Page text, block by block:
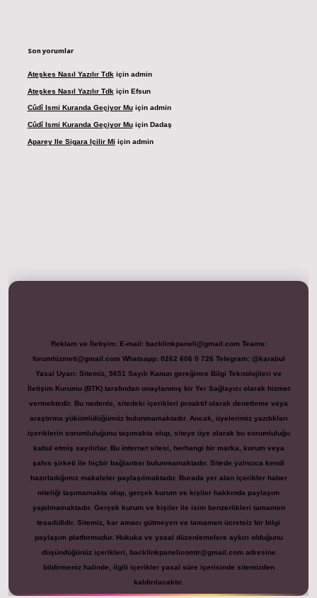
Son yorumlar
Ateşkes Nasıl Yazılır Tdk için admin
Ateşkes Nasıl Yazılır Tdk için Efsun
Cûdî Ismi Kuranda Geçiyor Muiçin admin
Cûdî Ismi Kuranda Geçiyor Muiçin Dadaş
Aparey Ile Sigara Içilir Mi için admin
Reklam ve İletişim: E-mail: backlinkpaneli@gmail.com Teams:
forumhizmeti@gmail.com Whatsapp: 0262 606 0 726 Telegram: @karabul
Yasal Uyarı: Sitemiz, 5651 Sayılı Kanun gereğince Bilgi Teknolojileri ve
İletişim Kurumu (BTK) tarafından onaylanmış bir Yer Sağlayıcı olarak hizmet
vermektedir. Bu nedenle, sitedeki içerikleri proaktif olarak denetleme veya
araştırma yükümlülüğümüz bulunmamaktadır. Ancak, üyelerimiz yazdıkları
içeriklerin sorumluluğunu taşımakta olup, siteye üye olarak bu sorumluluğu
kabul etmiş sayılırlar. Bu internet sitesi, herhangi bir marka, kurum veya
şahıs şirketi ile hiçbir bağlantısı bulunmamaktadır. Sitede yalnızca kendi
hazırladığımız makaleler paylaşılmaktadır. Burada yer alan içerikler haber
niteliği taşımamakta olup, gerçek kurum ve kişiler hakkında paylaşım
yapılmamaktadır. Gerçek kurum ve kişiler ile isim benzerlikleri tamamen
tesadüfidir. Sitemiz, kar amacı gütmeyen ve tamamen ücretsiz bir bilgi
paylaşım platformudur. Hukuka ve yasal düzenlemelere aykırı olduğunu
düşündüğünüz içerikleri,
backlinkpanelicomtr@gmail.com adresine
bildirmeniz halinde, ilgili içerikler yasal süre içerisinde sitemizden
kaldırılacaktır.